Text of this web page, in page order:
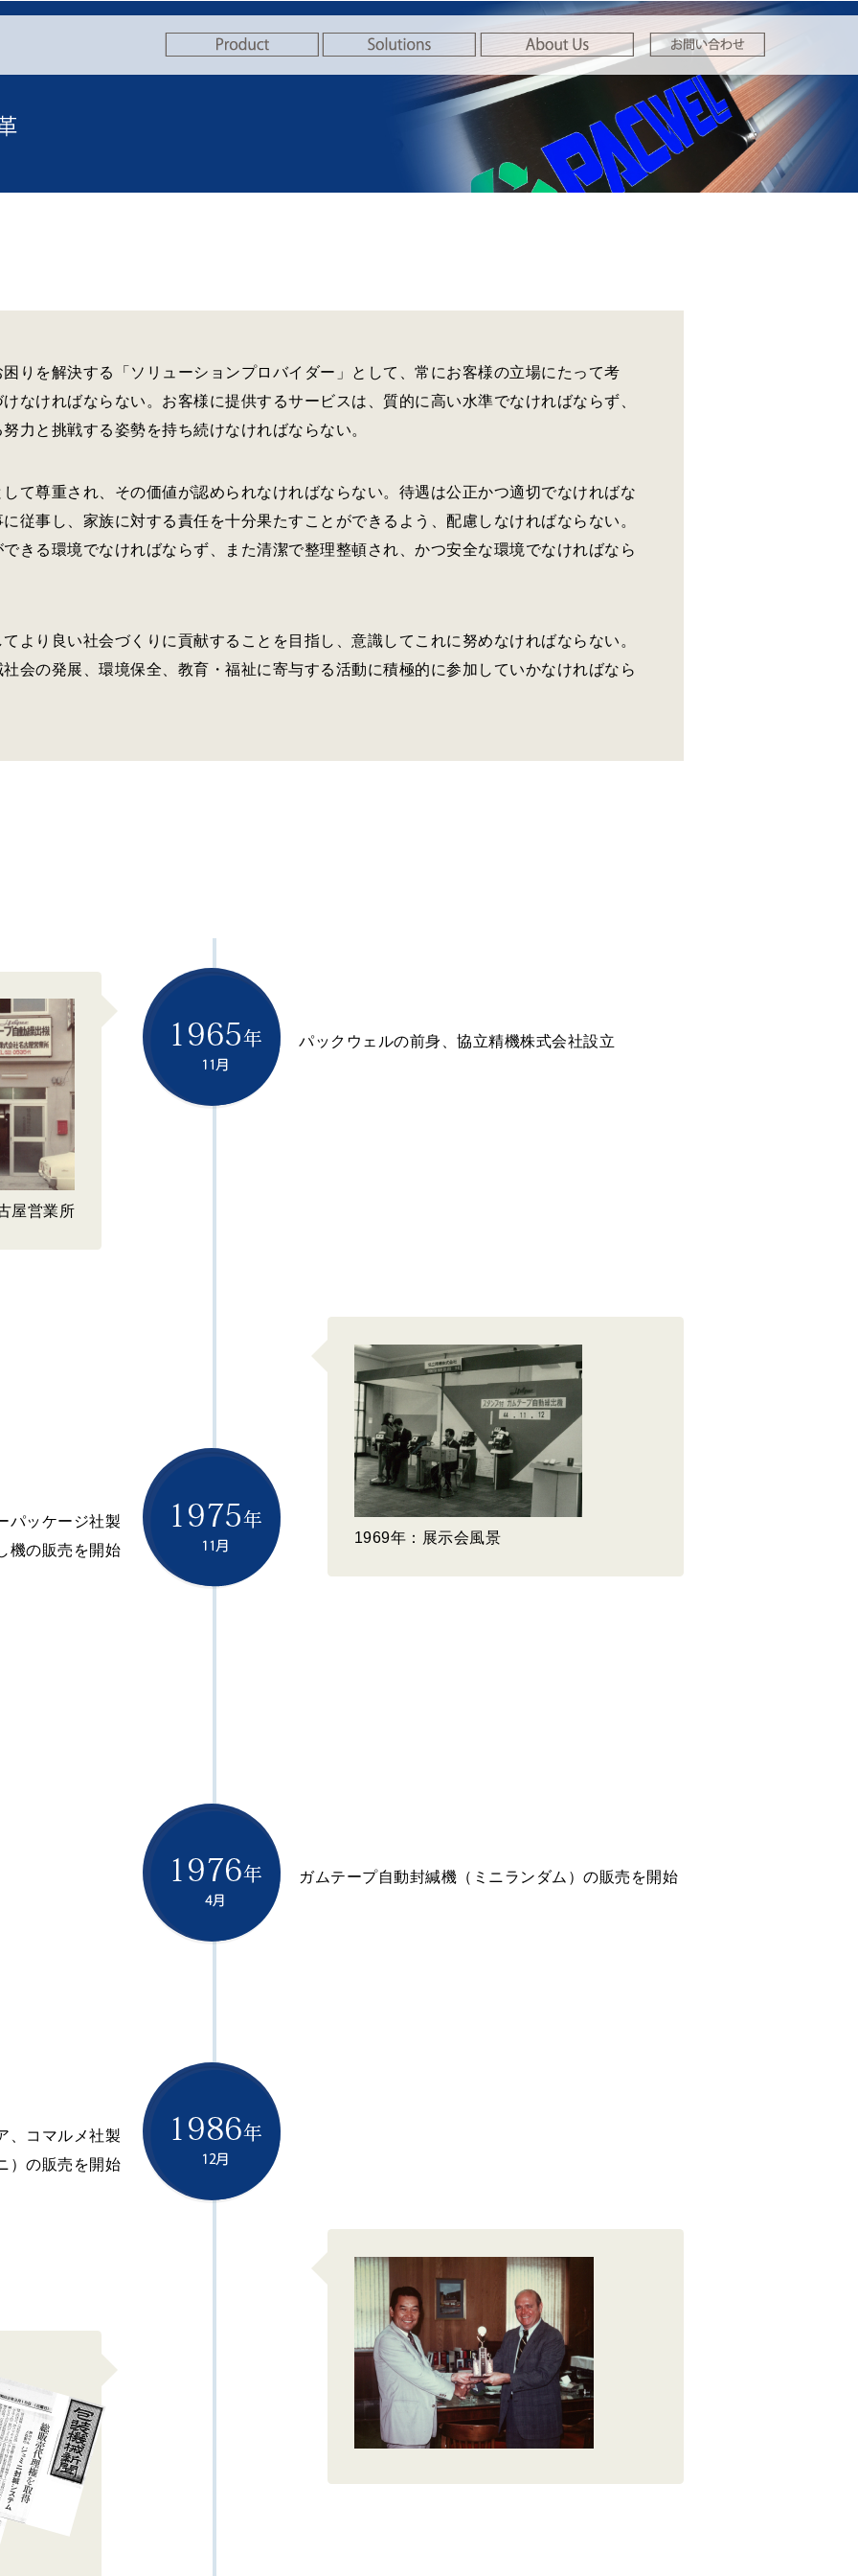
りを解決する「ソリューションプロバイダー」として、常にお客様の立場にたって考
なければならない。お客様に提供するサービスは、質的に高い水準でなければならず、
力と挑戦する姿勢を持ち続けなければならない。
て尊重され、その価値が認められなければならない。待遇は公正かつ適切でなければな
従事し、家族に対する責任を十分果たすことができるよう、配慮しなければならない。
きる環境でなければならず、また清潔で整理整頓され、かつ安全な環境でなければなら
より良い社会づくりに貢献することを目指し、意識してこれに努めなければならない。
会の発展、環境保全、教育・福祉に寄与する活動に積極的に参加していかなければなら
屋営業所
パックウェルの前身、協立精機株式会社設立
1969年：展示会風景
パッケージ社製
機の販売を開始
ガムテープ自動封緘機（ミニランダム）の販売を開始
、コマルメ社製
）の販売を開始